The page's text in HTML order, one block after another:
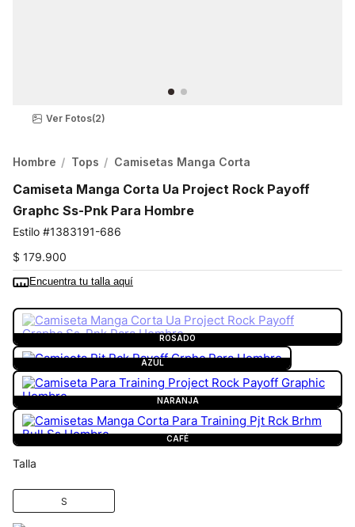
Ver Fotos(2)
Hombre Tops Camisetas Manga Corta
Camiseta Manga Corta Ua Project Rock Payoff
Graphc Ss-Pnk Para Hombre
1383191-686
$ 179.900
Encuentra tu talla aquí
ROSADO
AZUL
NARANJA
CAFÉ
Talla
S